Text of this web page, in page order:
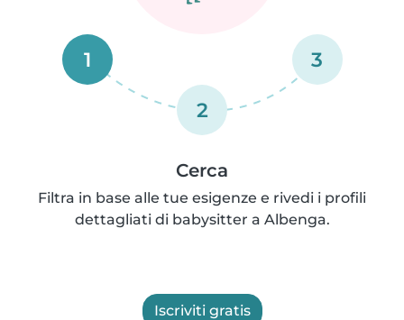
1
2
3
Cerca
Filtra in base alle tue esigenze e rivedi i profili
dettagliati di babysitter a Albenga.
Iscriviti gratis